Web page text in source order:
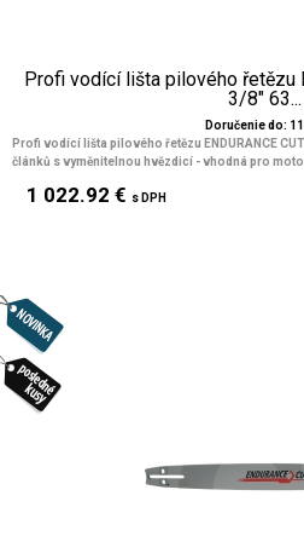
Profi vodící lišta pilového řetězu
3/8" 63...
Doručenie do:
Profi vodící lišta pilového řetězu ENDURANCE
článků s vyměnitelnou hvězdicí - vhodná pro
1 022.92 € s DPH